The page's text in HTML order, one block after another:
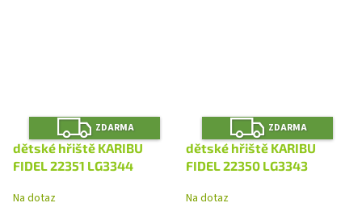
Z
D
A
R
M
ZDARMA
dětské hřiště KARIBU
FIDEL 22351 LG3344
Na dotaz
Z
D
A
R
M
ZDARMA
dětské hřiště KARIBU
FIDEL 22350 LG3343
Na dotaz